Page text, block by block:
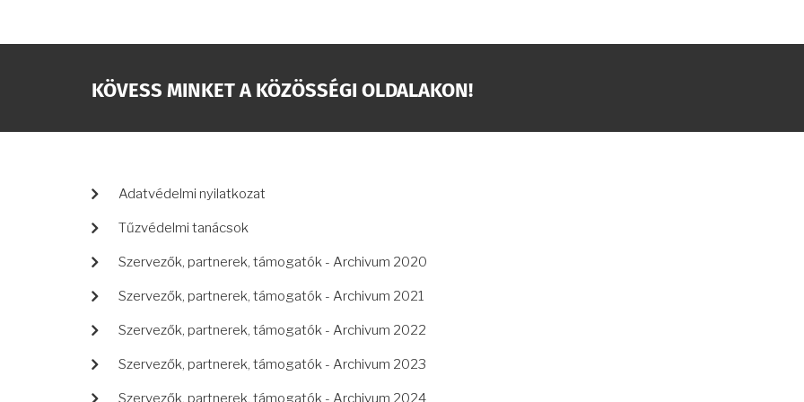
KÖVESS MINKET A KÖZÖSSÉGI OLDALAKON!
LÁBLÉC
Adatvédelmi nyilatkozat
Tűzvédelmi tanácsok
Szervezők, partnerek, támogatók - Archivum 2020
Szervezők, partnerek, támogatók - Archivum 2021
Szervezők, partnerek, támogatók - Archivum 2022
Szervezők, partnerek, támogatók - Archivum 2023
Szervezők, partnerek, támogatók - Archivum 2024